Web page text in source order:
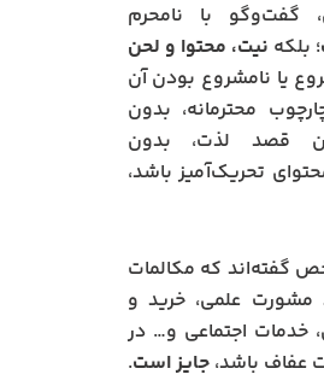
گفت‌وگو با نامحرم
؛ بلکه نیت، محتوا و لحن
یا نامشروع بودن آن
محترمانه، بدون
قصد لذت، بدون
تحریک‌آمیز باشد،
گفته‌اند که مکالمات
مشورت علمی، خرید و
خدمات اجتماعی و… در
عفاف باشد،جایز است.